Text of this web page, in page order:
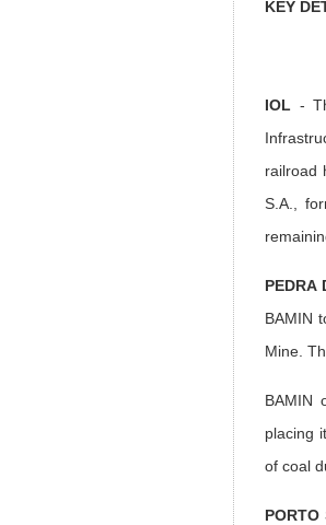
KEY
IOL -
railroad
S.A.,
PEDRA
BAMIN
Mine.
BAMIN
placing
of coal
PORTO